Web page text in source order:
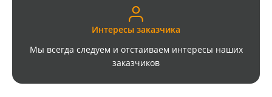
Интересы заказчика
Мы всегда следуем и отстаиваем интересы наших
заказчиков